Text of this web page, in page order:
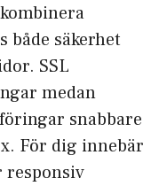
både säkerhet
SSL
medan
snabbare
För dig innebär
responsiv